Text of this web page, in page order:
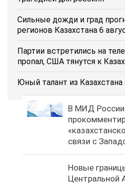
Сильные дожди и град
регионов Казахстана 6
Партии встретились на
пропал, США тянутся к
Юный талант из Казахстана
В МИД России
связи с
Новые
Центральной